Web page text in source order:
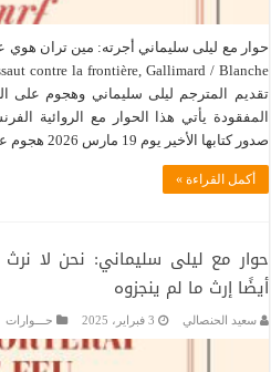
تقديم المترجم ليلى سليماني وهجوم على
المفقودة يأتي هذا الحوار مع الروائية
صدور كتابها الأخير يوم 19 مارس 2026 هجوم على الحدود عن دار …
أكمل القراءة »
حوار مع ليلى سليماني: نحن لا نرث
أيضًا إرث ما لم ينجزوه
سعيد الحنصالي 3 فبراير، 2025 حـــوارات